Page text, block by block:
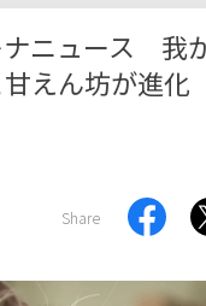
ニュース 我
えん坊が進化
Share